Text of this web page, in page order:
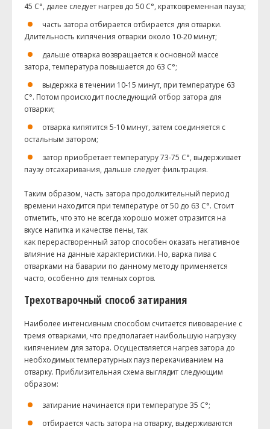
45 С°, далее следует нагрев до 50 С°, кратковременная пауза;
часть затора отбирается отбирается для отварки.
Длительность кипячения отварки около 10-20 минут;
дальше отварка возвращается к основной массе
затора, температура повышается до 63 С°;
выдержка в течении 10-15 минут, при температуре 63
С°. Потом происходит последующий отбор затора для
отварки;
отварка кипятится 5-10 минут, затем соединяется с
остальным затором;
затор приобретает температуру 73-75 С°, выдерживает
паузу отсахаривания, дальше следует фильтрация.
Таким образом, часть затора продолжительный период
времени находится при температуре от 50 до 63 С°. Стоит
отметить, что это не всегда хорошо может отразится на
вкусе напитка и качестве пены, так
как перерастворенный затор способен оказать негативное
влияние на данные характеристики. Но, варка пива с
отварками на баварии по данному методу применяется
часто, особенно для темных сортов.
Трехотварочный способ затирания
Наиболее интенсивным способом считается пивоварение с
тремя отварками, что предполагает наибольшую нагрузку
кипячением для затора. Осуществляется нагрев затора до
необходимых температурных пауз перекачиванием на
отварку. Приблизительная схема выглядит следующим
образом:
затирание начинается при температуре 35 С°;
отбирается часть затора на отварку, выдерживаются